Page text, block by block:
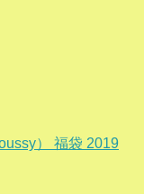
） 福袋 2019